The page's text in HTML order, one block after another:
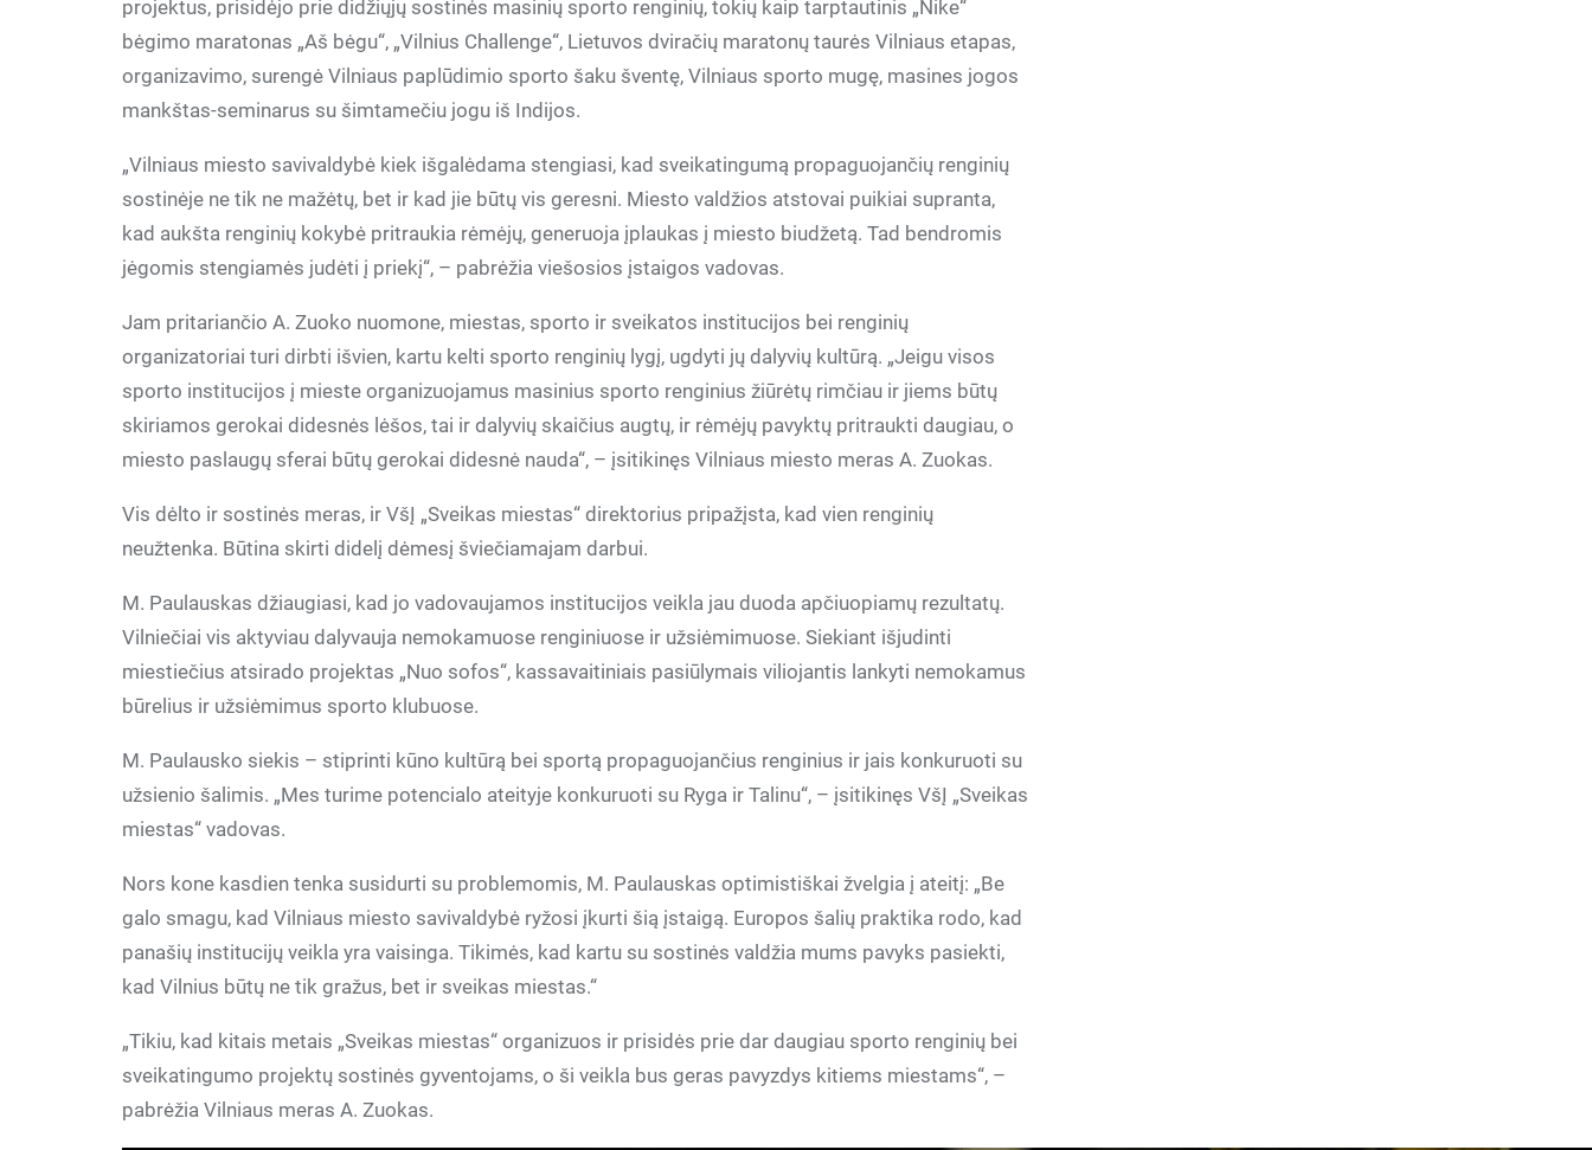
projektus, prisidėjo prie didžiųjų sostinės masinių sporto renginių, tokių kaip tarptautinis „Nike“
bėgimo maratonas „Aš bėgu“, „Vilnius Challenge“, Lietuvos dviračių maratonų taurės Vilniaus etapas,
organizavimo, surengė Vilniaus paplūdimio sporto šaku šventę, Vilniaus sporto mugę, masines jogos
mankštas-seminarus su šimtamečiu jogu iš Indijos.
„Vilniaus miesto savivaldybė kiek išgalėdama stengiasi, kad sveikatingumą propaguojančių renginių
sostinėje ne tik ne mažėtų, bet ir kad jie būtų vis geresni. Miesto valdžios atstovai puikiai supranta,
kad aukšta renginių kokybė pritraukia rėmėjų, generuoja įplaukas į miesto biudžetą. Tad bendromis
jėgomis stengiamės judėti į priekį“, – pabrėžia viešosios įstaigos vadovas.
Jam pritariančio A. Zuoko nuomone, miestas, sporto ir sveikatos institucijos bei renginių
organizatoriai turi dirbti išvien, kartu kelti sporto renginių lygį, ugdyti jų dalyvių kultūrą. „Jeigu visos
sporto institucijos į mieste organizuojamus masinius sporto renginius žiūrėtų rimčiau ir jiems būtų
skiriamos gerokai didesnės lėšos, tai ir dalyvių skaičius augtų, ir rėmėjų pavyktų pritraukti daugiau, o
miesto paslaugų sferai būtų gerokai didesnė nauda“, – įsitikinęs Vilniaus miesto meras A. Zuokas.
Vis dėlto ir sostinės meras, ir VšĮ „Sveikas miestas“ direktorius pripažįsta, kad vien renginių
neužtenka. Būtina skirti didelį dėmesį šviečiamajam darbui.
M. Paulauskas džiaugiasi, kad jo vadovaujamos institucijos veikla jau duoda apčiuopiamų rezultatų.
Vilniečiai vis aktyviau dalyvauja nemokamuose renginiuose ir užsiėmimuose. Siekiant išjudinti
miestiečius atsirado projektas „Nuo sofos“, kassavaitiniais pasiūlymais viliojantis lankyti nemokamus
būrelius ir užsiėmimus sporto klubuose.
M. Paulausko siekis – stiprinti kūno kultūrą bei sportą propaguojančius renginius ir jais konkuruoti su
užsienio šalimis. „Mes turime potencialo ateityje konkuruoti su Ryga ir Talinu“, – įsitikinęs VšĮ „Sveikas
miestas“ vadovas.
Nors kone kasdien tenka susidurti su problemomis, M. Paulauskas optimistiškai žvelgia į ateitį: „Be
galo smagu, kad Vilniaus miesto savivaldybė ryžosi įkurti šią įstaigą. Europos šalių praktika rodo, kad
panašių institucijų veikla yra vaisinga. Tikimės, kad kartu su sostinės valdžia mums pavyks pasiekti,
kad Vilnius būtų ne tik gražus, bet ir sveikas miestas.“
„Tikiu, kad kitais metais „Sveikas miestas“ organizuos ir prisidės prie dar daugiau sporto renginių bei
sveikatingumo projektų sostinės gyventojams, o ši veikla bus geras pavyzdys kitiems miestams“, –
pabrėžia Vilniaus meras A. Zuokas.